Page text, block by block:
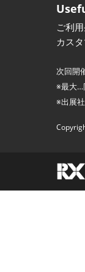
ご利
カス
次回開
※最大…
※出展